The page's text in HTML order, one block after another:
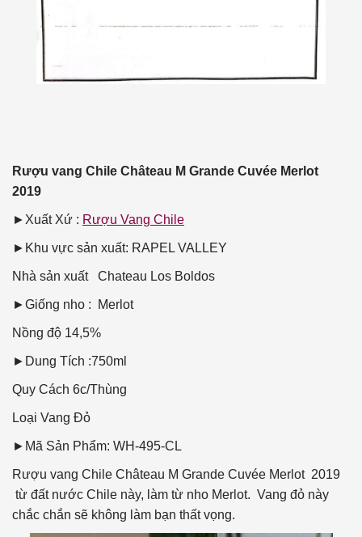
Rượu vang Chile Château M Grande Cuvée Merlot
2019
►Xuất Xứ : Rượu Vang Chile
►Khu vực sản xuất: RAPEL VALLEY
Nhà sản xuất Chateau Los Boldos
►Giống nho : Merlot
Nồng độ 14,5%
►Dung Tích :750ml
Quy Cách 6c/Thùng
Loại Vang Đỏ
►Mã Sản Phẩm: WH-495-CL
Rượu vang Chile Château M Grande Cuvée Merlot 2019
từ đất nước Chile này, làm từ nho Merlot. Vang đỏ này
chắc chắn sẽ không làm bạn thất vọng.